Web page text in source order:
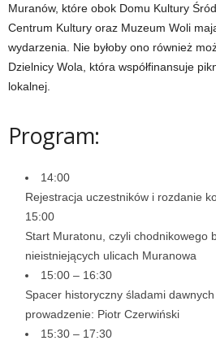
Muranów, które obok Domu Kultury
Centrum Kultury oraz Muzeum Woli
wydarzenia. Nie byłoby ono również
Dzielnicy Wola, która współfinansuje
lokalnej.
Program:
14:00
Rejestracja uczestników i rozdanie
15:00
Start Muratonu, czyli chodnikowego
nieistniejących ulicach Muranowa
15:00 – 16:30
Spacer historyczny śladami dawnych
prowadzenie: Piotr Czerwiński
15:30 – 17:30